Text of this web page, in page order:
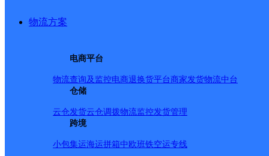
物流方案
电商平台
物流查询及监控电商退换货平台商家发货物流中台
仓储
云仓发货云仓调拨物流监控发货管理
跨境
小包集运海运拼箱中欧班铁空运专线
所属快递：百世快递
所属区域：甘肃省-酒泉市-肃州区
网点地址：酒泉市肃州区建设路100号
网点负责人：